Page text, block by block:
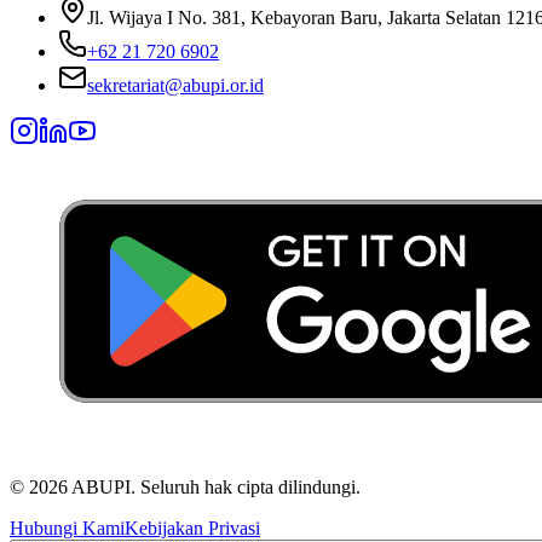
Jl. Wijaya I No. 381, Kebayoran Baru, Jakarta Selatan
+62 21 720 6902
sekretariat@abupi.or.id
© 2026 ABUPI. Seluruh hak cipta dilindungi.
Hubungi KamiKebijakan Privasi